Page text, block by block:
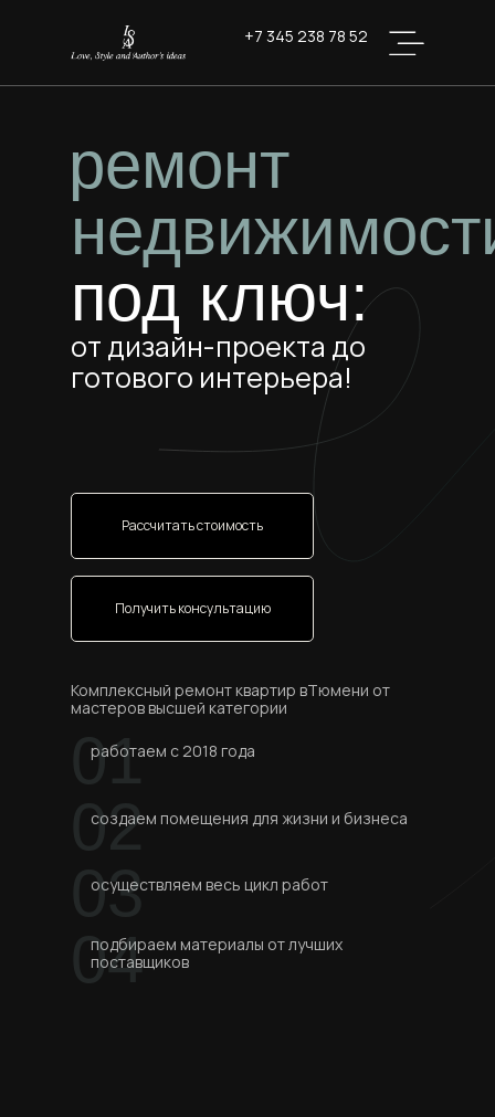
+7 345 238 78 52
ремонт
под ключ:
от дизайн-проекта до
готового интерьера!
Комплексный ремонт квартир вТюмени от
мастеров высшей категории
Рассчитать стоимость
создаем помещения для жизни и бизнеса
02
Получить консультацию
осуществляем весь цикл работ
03
подбираем материалы от лучших
поставщиков
04
работаем с 2018 года
01